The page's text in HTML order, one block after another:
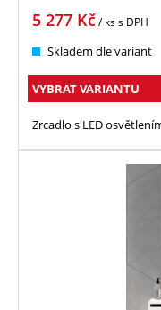
5 277 Kč/ kss DPH
Skladem dle variant
VYBRAT VARIANTU
Zrcadlo s LED